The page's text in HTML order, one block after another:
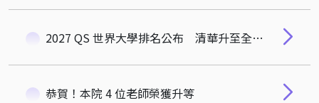
2027 QS 世界大學排名公布 清華升至全球第142名創歷年最佳
恭賀！本院 4 位老師榮獲升等